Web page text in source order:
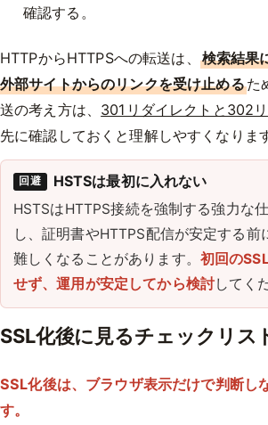
確認する。
HTTPからHTTPSへの転送は、 検索結果
外部サイトからのリンクを受け止めるた
送の考え方は、 301リダイレクトと302
先に確認しておくと理解しやすくなりま
回避 HSTSは最初に入れない
HSTSはHTTPS接続を強制する強力な
し、証明書やHTTPS配信が安定する前
難しくなることがあります。 初回の
せず、運用が安定してから検討してく
SSL化後に見るチェックリス
SSL化後は、ブラウザ表示だけで判断し
す。